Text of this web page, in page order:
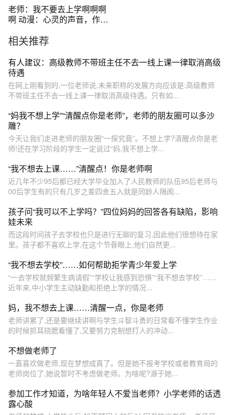
老师：我不要去上学啊啊啊
啊 动漫：心灵的声音，作
相关推荐
有人建议：高级教师不带班主任不去一线上课一律取消高级
待遇
在网上刚看到的,一位老师说,未来职称的发展方向应该是:高级教师
不带班主任不去一线上课一律取消高级待遇。只有如...
“妈我不想上学”“清醒点你是老师”，老师的朋友圈可以多沙
雕？
今天让我们走进老师的朋友圈“一探究竟”。不想上学?清醒点你是老
师!还在学习阶段的学生一定说过“妈,我不想上学...
“我不想去上课……”清醒点！你是老师啊
近几年不少95后都已经大学毕业加入了人民教师的队伍95后老师与
00后学生有的只有几岁之差四舍五入就是同龄人隔阂...
孩子问“我可以不上学吗？”四位妈妈的回答各有缺陷，影响
娃未来
而这段时间孩子去学校也只是进行无聊的复习,因此他们很想待在家
里。孩子都不喜欢上学,在这个节骨眼上,他们自然更...
“我不想去学校”……如何帮助拒学青少年爱上学
“一去学校就频繁生病请假”“学校让我感到恐惧”“我不想去学校”……
近年来,中小学生主动缺勤和拒绝上学的情况...
妈，我不想去上课……清醒一点，你是老师
老师讲累了,还是要继续讲啊与学生斗智斗勇的日常看不懂学生作业
的时候抓耳挠腮看懂了,又要努力克制想打人的冲动...
不想做老师了
一直喜欢做老师,现在梦想成真了。但是她不报考学校或者教育局的
老师岗位了,她说暂时不考虑做老师。为啥呢?源于她...
参加工作才知道，为啥年轻人不爱当老师？小学老师的话透
露心酸